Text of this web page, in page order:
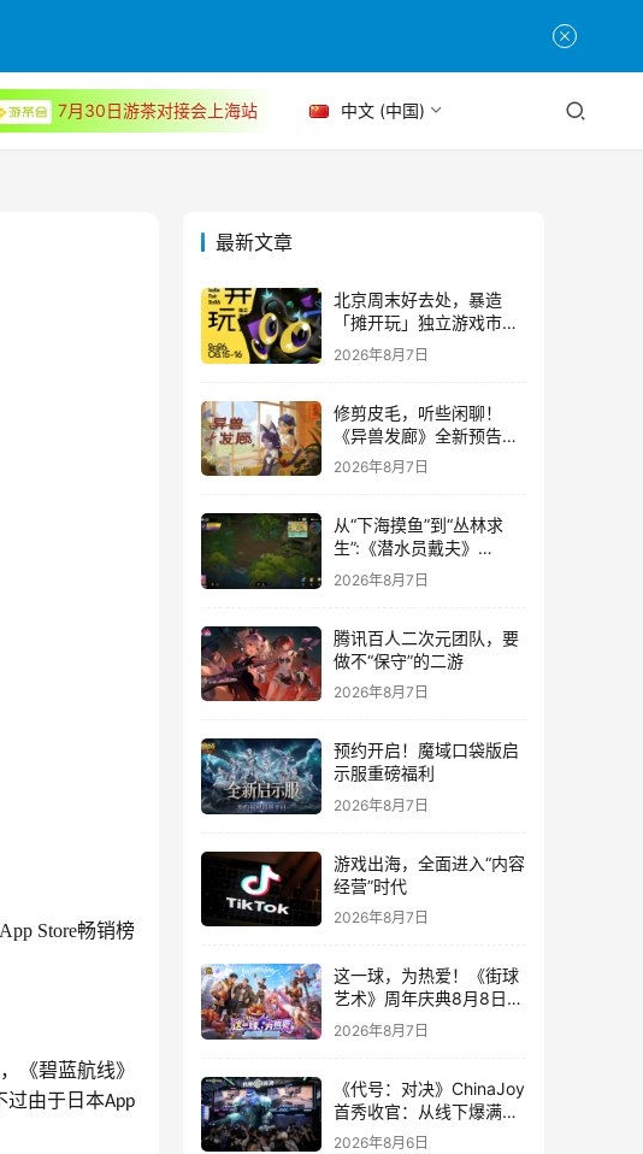
7月30日游茶对接会上海站 中文 (中国)
Store畅销榜
《碧蓝航线》
过由于日本App
最新文章
北京周末好去处，暴造
「摊开玩」独立游戏市集
正式开票！
2026年8月7日
修剪皮毛，听些闲聊！
《异兽发廊》全新预告与
Steam免费试玩公开
2026年8月7日
从“下海摸鱼”到“丛林求
生”:《潜水员戴夫》
DLC《丛林》移动端定档
8月14日
2026年8月7日
腾讯百人二次元团队，要
做不“保守”的二游
2026年8月7日
预约开启！魔域口袋版启
示服重磅福利
2026年8月7日
游戏出海，全面进入“内容
经营”时代
2026年8月7日
这一球，为热爱！《街球
艺术》周年庆典8月8日正
式上线，多重福利与全新
内容同步开启
2026年8月7日
《代号：对决》ChinaJoy
首秀收官：从线下爆满看
见玩家的真实期待
2026年8月6日